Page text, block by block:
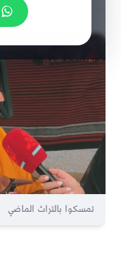
تمسكوا بالتراث الماضي